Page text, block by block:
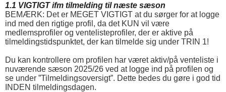
1.1 VIGTIGT ifm tilmelding til næste sæson
BEMÆRK: Det er MEGET VIGTIGT at du sørger for at logge
ind med den rigtige profil, da det KUN vil være
medlemsprofiler og ventelisteprofiler, der er aktive på
tilmeldingstidspunktet, der kan tilmelde sig under TRIN 1!
Du kan kontrollere om profilen har været aktiv/på venteliste i
nuværende sæson 2025/26 ved at logge ind på profilen og
se under ”Tilmeldingsoversigt”. Dette bedes du gøre i god tid
INDEN tilmeldingsdagen.